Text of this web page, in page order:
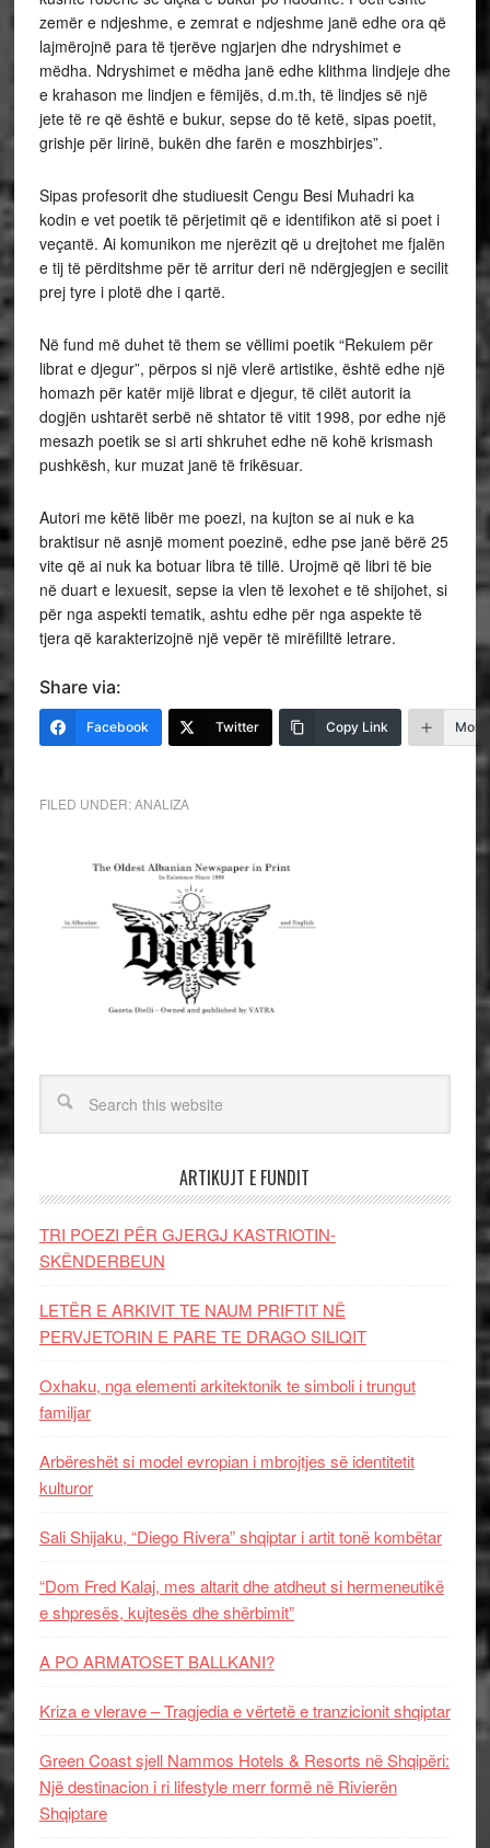
zemër e ndjeshme, e zemrat e ndjeshme janë edhe ora që
lajmërojnë para të tjerëve ngjarjen dhe ndryshimet e
mëdha. Ndryshimet e mëdha janë edhe klithma lindjeje dhe
e krahason me lindjen e fëmijës, d.m.th, të lindjes së një
jete të re që është e bukur, sepse do të ketë, sipas poetit,
grishje për lirinë, bukën dhe farën e moszhbirjes”.
Sipas profesorit dhe studiuesit Cengu Besi Muhadri ka
kodin e vet poetik të përjetimit që e identifikon atë si poet i
veçantë. Ai komunikon me njerëzit që u drejtohet me fjalën
e tij të përditshme për të arritur deri në ndërgjegjen e secilit
prej tyre i plotë dhe i qartë.
Në fund më duhet të them se vëllimi poetik “Rekuiem për
librat e djegur”, përpos si një vlerë artistike, është edhe një
homazh për katër mijë librat e djegur, të cilët autorit ia
dogjën ushtarët serbë në shtator të vitit 1998, por edhe një
mesazh poetik se si arti shkruhet edhe në kohë krismash
pushkësh, kur muzat janë të frikësuar.
Autori me këtë libër me poezi, na kujton se ai nuk e ka
braktisur në asnjë moment poezinë, edhe pse janë bërë 25
vite që ai nuk ka botuar libra të tillë. Urojmë që libri të bie
në duart e lexuesit, sepse ia vlen të lexohet e të shijohet, si
për nga aspekti tematik, ashtu edhe për nga aspekte të
tjera që karakterizojnë një vepër të mirëfilltë letrare.
Share via:
Facebook Twitter Copy Link More
FILED UNDER:ANALIZA
ARTIKUJT E FUNDIT
TRI POEZI PËR GJERGJ KASTRIOTIN-
SKËNDERBEUN
LETËR E ARKIVIT TE NAUM PRIFTIT NË
PERVJETORIN E PARE TE DRAGO SILIQIT
Oxhaku, nga elementi arkitektonik te simboli i trungut
familjar
Arbëreshët si model evropian i mbrojtjes së identitetit
kulturor
Sali Shijaku, “Diego Rivera” shqiptar i artit tonë kombëtar
“Dom Fred Kalaj, mes altarit dhe atdheut si hermeneutikë
e shpresës, kujtesës dhe shërbimit”
A PO ARMATOSET BALLKANI?
Kriza e vlerave – Tragjedia e vërtetë e tranzicionit shqiptar
Green Coast sjell Nammos Hotels & Resorts në Shqipëri:
Një destinacion i ri lifestyle merr formë në Rivierën
Shqiptare